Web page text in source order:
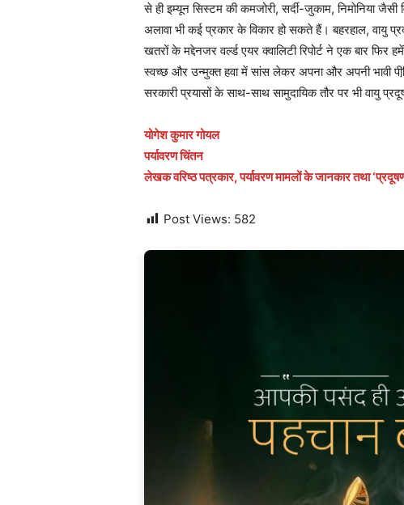
से ही इम्यून सिस्टम की कमजोरी, सर्दी-जुकाम, निमोनिया
अलावा भी कई प्रकार के विकार हो सकते हैं। बहरहाल, वायु
खतरों के मद्देनजर वर्ल्ड एयर क्वालिटी रिपोर्ट ने एक बार
स्वच्छ और उन्मुक्त हवा में सांस लेकर अपना और अपनी भावी
सरकारी प्रयासों के साथ-साथ सामुदायिक तौर पर भी वायु
योगेशकुमार गोयल
पर्यावरण चिंतन
लेखक वरिष्ठ पत्रकार, पर्यावरण मामलों के जानकार तथा
Post Views: 582